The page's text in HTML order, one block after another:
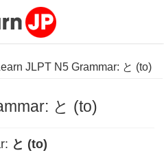
JLPT N5 Grammar: と (to)
と (to)
と (to)